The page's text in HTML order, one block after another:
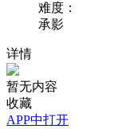
难度：
承影
详情
暂无内容
收藏
APP中打开